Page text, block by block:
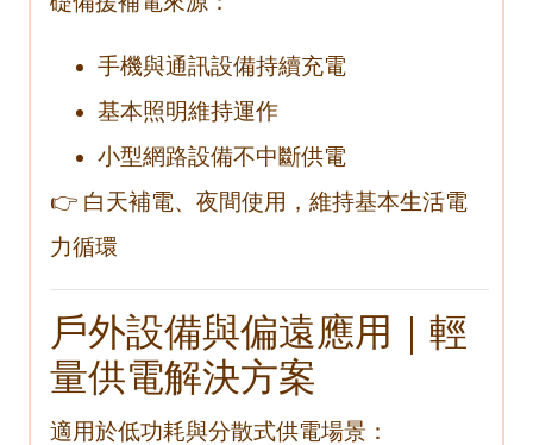
手機與通訊設備持續充電
基本照明維持運作
小型網路設備不中斷供電
👉 白天補電、夜間使用，維持基本生活電
力循環
戶外設備與偏遠應用｜輕
量供電解決方案
適用於低功耗與分散式供電場景：